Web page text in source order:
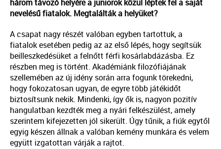
három távozó helyére a juniorok közül léptek fel a saját
nevelésű fiatalok. Megtalálták a helyüket?
A csapat nagy részét valóban egyben tartottuk, a
fiatalok esetében pedig az az első lépés, hogy segítsük
beilleszkedésüket a felnőtt férfi kosárlabdázásba. Ez
részben meg is történt. Akadémiánk filozófiájának
szellemében az új idény során arra fogunk törekedni,
hogy fokozatosan ugyan, de egyre több játékidőt
biztosítsunk nekik. Mindenki, így ők is, nagyon pozitív
hangulatban kezdték meg a nyári felkészülést, amely
szerintem kifejezetten jól sikerült. Úgy tűnik, a fiúk egytől
egyig készen állnak a valóban kemény munkára és velem
együtt izgatottan várják a rajtot.